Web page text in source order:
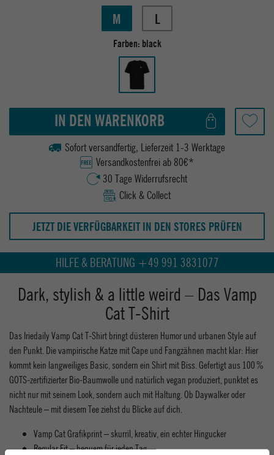
M L
Farben: black
IN DEN WARENKORB
Sofort versandfertig, Lieferzeit 1-3 Werktage
Versandkostenfrei ab 80€*
30 Tage Widerrufsrecht
Click & Collect
JETZT DIE VERFÜGBARKEIT IN DEN STORES PRÜFEN
HILFE & BERATUNG +49 991 3831077
Dark, stylish & a little weird – Das Vamp
Cat T-Shirt
Das Iriedaily Vamp Cat T-Shirt bringt düsteren Humor und urbanen Style auf
den Punkt. Die vampirische Katze mit Cape und Fangzähnen macht klar: Hier
kommt kein langweiliges Basic, sondern ein Shirt mit Biss. Gefertigt aus 100 %
GOTS-zertifizierter Bio-Baumwolle und natürlich vegan produziert, punktet es
nicht nur mit seinem Look, sondern auch mit Haltung. Ob Daywalker oder
Nachteule – mit diesem Tee ziehst du Blicke auf dich.
Vamp Cat Grafikprint – skurril, kreativ, ein echter Hingucker
Regular Fit – bequem für jeden Tag